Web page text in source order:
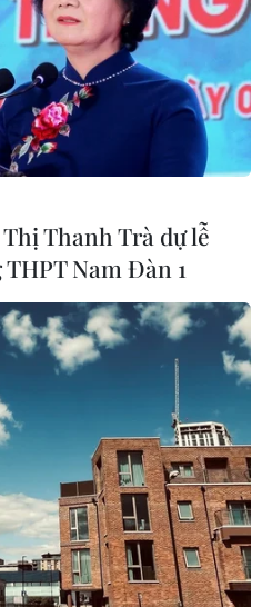
Thanh Trà dự lễ
Nam Đàn 1